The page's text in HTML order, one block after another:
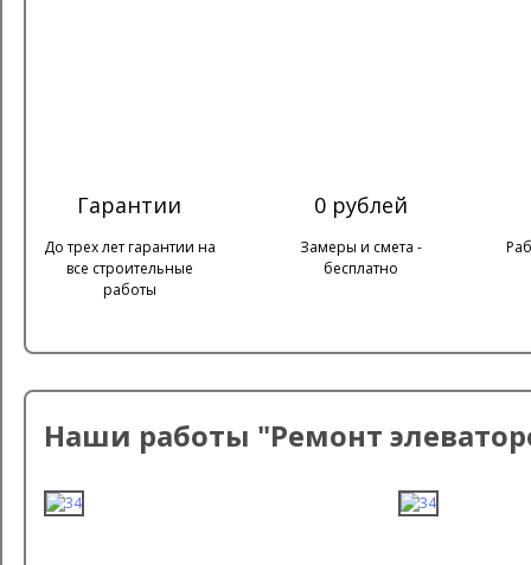
Гарантии
До трех лет гарантии на
все строительные
работы
0 рублей
Замеры и смета -
бесплатно
Наши работы "Ремонт